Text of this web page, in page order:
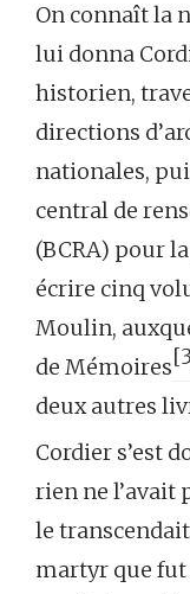
On connaît la
lui donna
historien,
directions
nationales,
central de
(BCRA) pour
écrire cinq
Moulin,
de Mémoires
deux autres
Cordier s’est
rien ne l’avait
le transcendait
martyr que fut